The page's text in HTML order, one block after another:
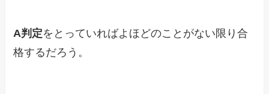
A判定をとっていればよほどのことがない限り合
格するだろう。